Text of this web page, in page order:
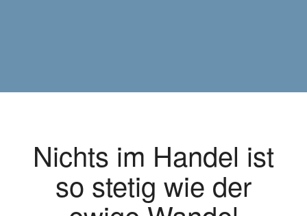
Nichts im Handel ist
so stetig wie der